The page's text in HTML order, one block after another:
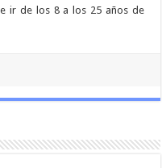
ir de los 8 a los 25 años de